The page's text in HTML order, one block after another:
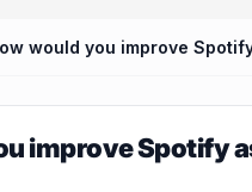
would you improve
improve Spotify